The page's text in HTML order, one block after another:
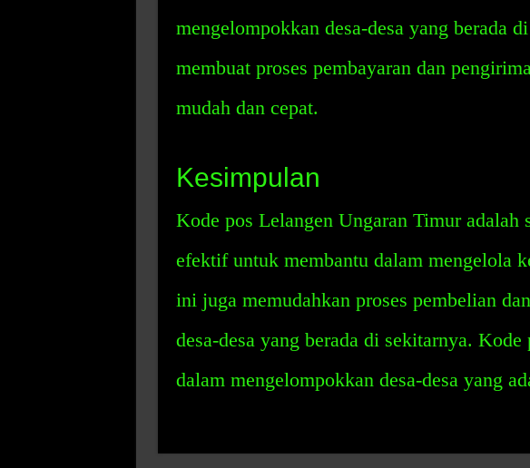
mengelompokkan desa-desa yang berada
membuat proses pembayaran dan
mudah dan cepat.
Kesimpulan
Kode pos Lelangen Ungaran Timur adalah
efektif untuk membantu dalam mengelola
ini juga memudahkan proses pembelian
desa-desa yang berada di sekitarnya.
dalam mengelompokkan desa-desa yang